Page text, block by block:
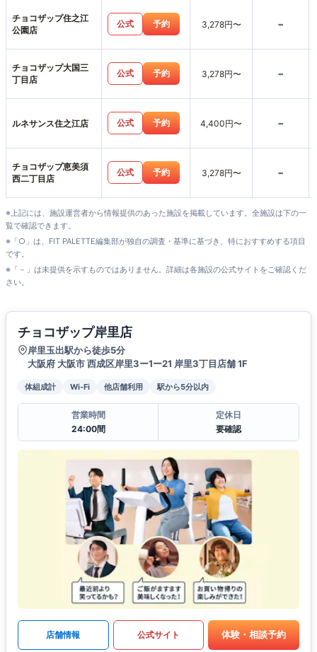
チョコザップ住之江
公園店
公式 予約 3,278円〜 -
チョコザップ大国三
丁目店
公式 予約 3,278円〜 -
ルネサンス住之江店 公式 予約 4,400円〜 -
チョコザップ恵美須
西二丁目店
公式 予約 3,278円〜 -
※上記には、施設運営者から情報提供のあった施設を掲載しています。全施設は下の一
覧で確認できます。
※「○」は、FIT PALETTE編集部が独自の調査・基準に基づき、特におすすめする項目
です。
※「－」は未提供を示すものではありません。詳細は各施設の公式サイトをご確認くだ
さい。
チョコザップ岸里店
岸里玉出駅から徒歩5分
大阪府 大阪市 西成区岸里3ー1ー21 岸里3丁目店舗 1F
体組成計 Wi-Fi 他店舗利用 駅から5分以内
営業時間
24:00間
定休日
要確認
店舗情報 公式サイト 体験・相談予約